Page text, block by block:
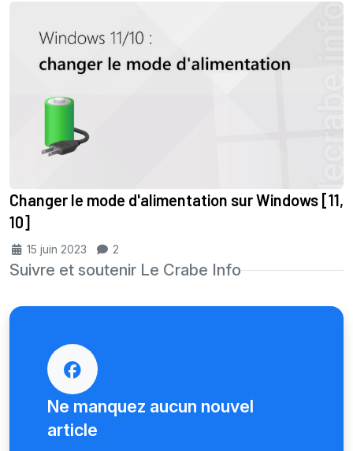
Changer le mode d'alimentation sur Windows [11,
10]
15 juin 2023 2
Suivre et soutenir Le Crabe Info
Ne manquez aucun nouvel
article